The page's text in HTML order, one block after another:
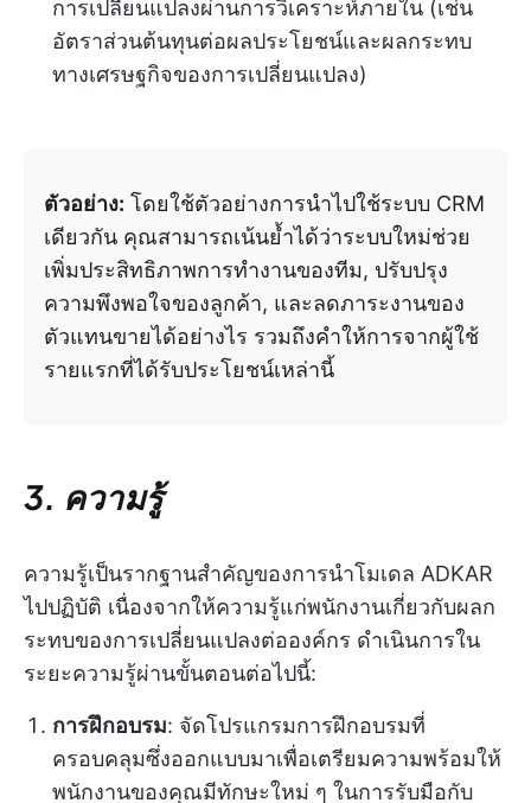
การเปลี่ยนแปลงผ่านการวิเคราะห์ภายใน (เช่น
อัตราส่วนต้นทุนต่อผลประโยชน์และผลกระทบ
ทางเศรษฐกิจของการเปลี่ยนแปลง)
ตัวอย่าง: โดยใช้ตัวอย่างการนำไปใช้ระบบ CRM
เดียวกัน คุณสามารถเน้นย้ำได้ว่าระบบใหม่ช่วย
เพิ่มประสิทธิภาพการทำงานของทีม, ปรับปรุง
ความพึงพอใจของลูกค้า, และลดภาระงานของ
ตัวแทนขายได้อย่างไร รวมถึงคำให้การจากผู้ใช้
รายแรกที่ได้รับประโยชน์เหล่านี้
3. ความรู้
ความรู้เป็นรากฐานสำคัญของการนำโมเดล ADKAR
ไปปฏิบัติ เนื่องจากให้ความรู้แก่พนักงานเกี่ยวกับผลก
ระทบของการเปลี่ยนแปลงต่อองค์กร ดำเนินการใน
ระยะความรู้ผ่านขั้นตอนต่อไปนี้:
การฝึกอบรม: จัดโปรแกรมการฝึกอบรมที่
ครอบคลุมซึ่งออกแบบมาเพื่อเตรียมความพร้อมให้
พนักงานของคุณมีทักษะใหม่ ๆ ในการรับมือกับ